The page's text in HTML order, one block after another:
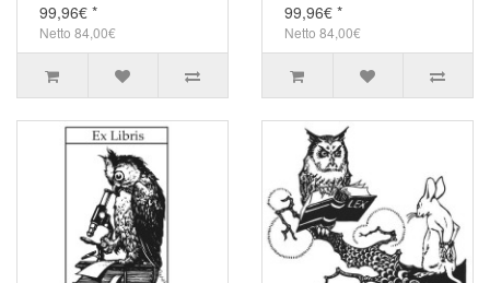
99,96€ *
Netto 84,00€
99,96€ *
Netto 84,00€